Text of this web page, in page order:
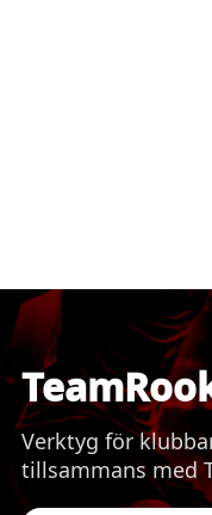
Verktyg för
tillsammans med